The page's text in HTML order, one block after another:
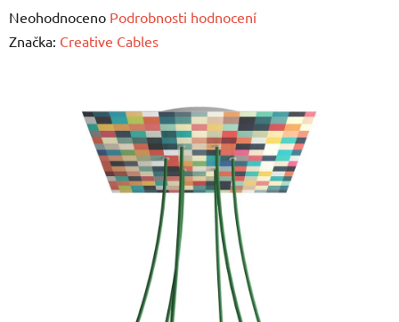
Průměrné
hodnocení
Neohodnoceno Podrobnosti hodnocení
Značka: Creative Cables